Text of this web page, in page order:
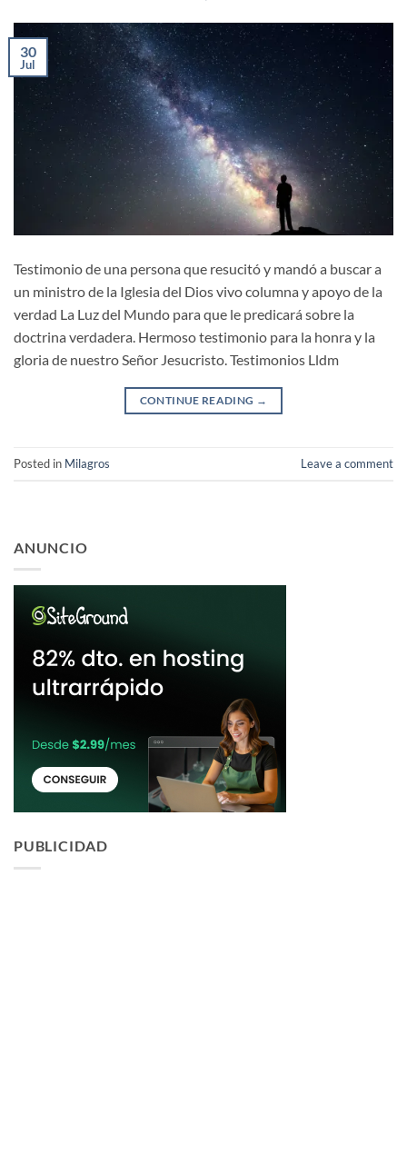
30
Jul
Testimonio de una persona que resucitó y mandó a buscar a
un ministro de la Iglesia del Dios vivo columna y apoyo de la
verdad La Luz del Mundo para que le predicará sobre la
doctrina verdadera. Hermoso testimonio para la honra y la
gloria de nuestro Señor Jesucristo. Testimonios Lldm
CONTINUE READING →
Posted in Milagros Leave a comment
ANUNCIO
PUBLICIDAD